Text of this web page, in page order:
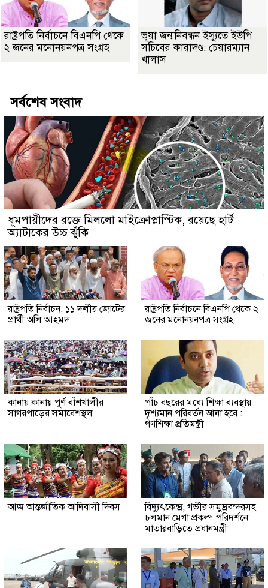
রাষ্ট্রপতি নির্বাচনে বিএনপি থেকে
২ জনের মনোনয়নপত্র সংগ্রহ
ভূয়া জন্মনিবন্ধন ইস্যুতে ইউপি
সচিবের কারাদণ্ড: চেয়ারম্যান
খালাস
সর্বশেষ সংবাদ
ধূমপায়ীদের রক্তে মিললো মাইক্রোপ্লাস্টিক, রয়েছে হার্ট
অ্যাটাকের উচ্চ ঝুঁকি
রাষ্ট্রপতি নির্বাচন: ১১ দলীয় জোটের
প্রার্থী অলি আহমদ
রাষ্ট্রপতি নির্বাচনে বিএনপি থেকে ২
জনের মনোনয়নপত্র সংগ্রহ
কানায় কানায় পূর্ণ বাঁশখালীর
সাগরপাড়ের সমাবেশস্থল
পাঁচ বছরের মধ্যে শিক্ষা ব্যবস্থায়
দৃশ্যমান পরিবর্তন আনা হবে :
গণশিক্ষা প্রতিমন্ত্রী
আজ আন্তর্জাতিক আদিবাসী দিবস
বিদ্যুৎকেন্দ্র, গভীর সমুদ্রবন্দরসহ
চলমান মেগা প্রকল্প পরিদর্শনে
মাতারবাড়িতে প্রধানমন্ত্রী